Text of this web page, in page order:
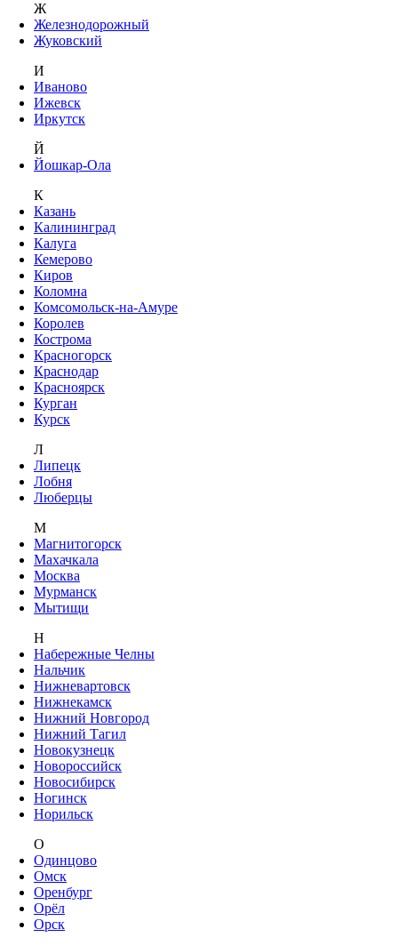
Ж
Железнодорожный
Жуковский
И
Иваново
Ижевск
Иркутск
Й
Йошкар-Ола
К
Казань
Калининград
Калуга
Кемерово
Киров
Коломна
Комсомольск-на-Амуре
Королев
Кострома
Красногорск
Краснодар
Красноярск
Курган
Курск
Л
Липецк
Лобня
Люберцы
М
Магнитогорск
Махачкала
Москва
Мурманск
Мытищи
Н
Набережные Челны
Нальчик
Нижневартовск
Нижнекамск
Нижний Новгород
Нижний Тагил
Новокузнецк
Новороссийск
Новосибирск
Ногинск
Норильск
О
Одинцово
Омск
Оренбург
Орёл
Орск